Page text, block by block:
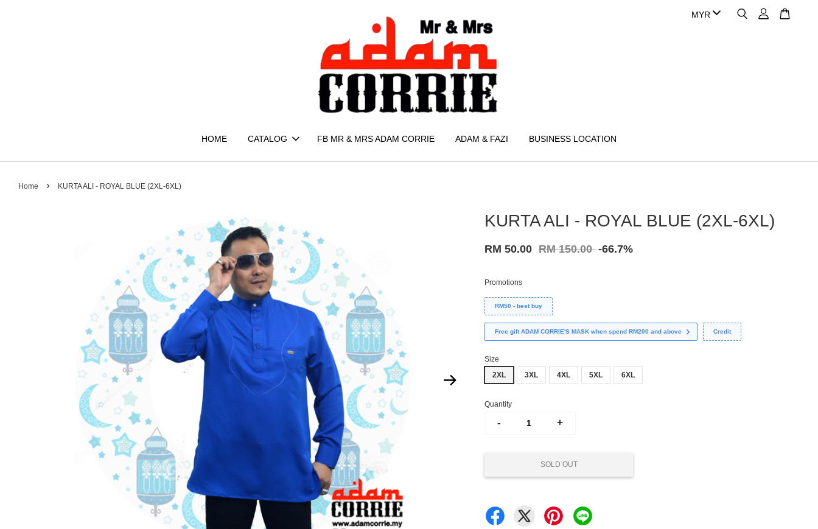
HOME CATALOG FB MR & MRS ADAM CORRIE ADAM & FAZI BUSINESS LOCATION
Home › KURTA ALI - ROYAL BLUE (2XL-6XL)
KURTA ALI - ROYAL BLUE (2XL-6XL)
RM 50.00 RM 150.00 -66.7%
Promotions
RM50 - best buy
Free gift ADAM CORRIE'S MASK when spend RM200 and above Credit
Size
2XL
3XL 4XL 5XL 6XL
Quantity
- +
SOLD OUT